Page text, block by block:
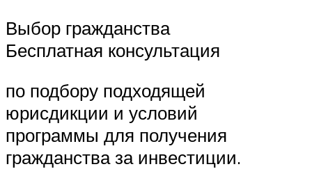
Выбор гражданства
Бесплатная консультация
по подбору подходящей
юрисдикции и условий
программы для получения
гражданства за инвестиции.